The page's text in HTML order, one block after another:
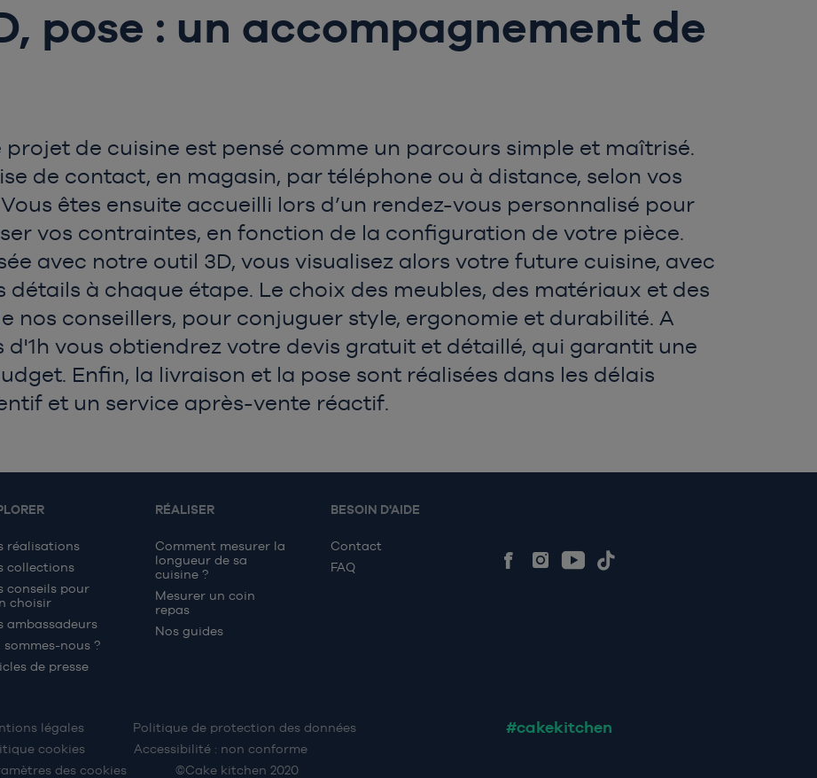
pose : un accompagnement de
projet de cuisine est pensé comme un parcours simple et maîtrisé.
de contact, en magasin, par téléphone ou à distance, selon vos
êtes ensuite accueilli lors d’un rendez-vous personnalisé pour
vos contraintes, en fonction de la configuration de votre pièce.
avec notre outil 3D, vous visualisez alors votre future cuisine, avec
détails à chaque étape. Le choix des meubles, des matériaux et des
nos conseillers, pour conjuguer style, ergonomie et durabilité. A
d'1h vous obtiendrez votre devis gratuit et détaillé, qui garantit une
Enfin, la livraison et la pose sont réalisées dans les délais
et un service après-vente réactif.
réalisations
collections
conseils pour
choisir
ambassadeurs
sommes-nous ?
de presse
RÉALISER
Comment mesurer la
longueur de sa
cuisine ?
Mesurer un coin
repas
Nos guides
BESOIN D'AIDE
Contact
FAQ
légales
Politique de protection des données
cookies
Accessibilité : non conforme
des cookies
©Cake kitchen 2020
#cakekitchen